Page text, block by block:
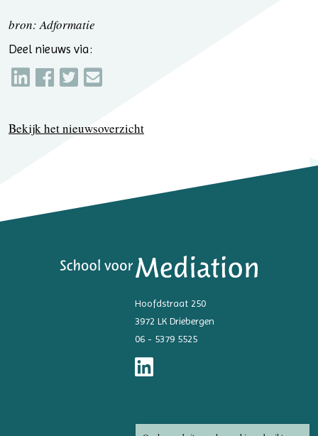
bron: Adformatie
Deel nieuws via:
Bekijk het nieuwsoverzicht
Hoofdstraat 250
3972 LK Driebergen
06 - 5379 5525